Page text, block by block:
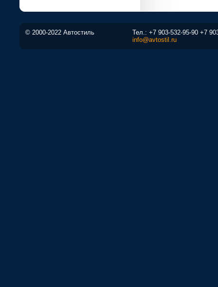
© 2000-2022 Автостиль Тел.: +7 903-532-95-90 +7
info@avtostil.ru